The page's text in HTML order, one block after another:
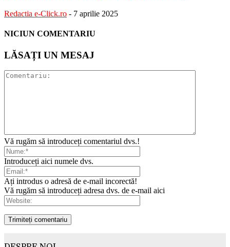
Redactia e-Click.ro - 7 aprilie 2025
NICIUN COMENTARIU
LĂSAȚI UN MESAJ
Vă rugăm să introduceți comentariul dvs.!
Introduceți aici numele dvs.
Ați introdus o adresă de e-mail incorectă!
Vă rugăm să introduceți adresa dvs. de e-mail aici